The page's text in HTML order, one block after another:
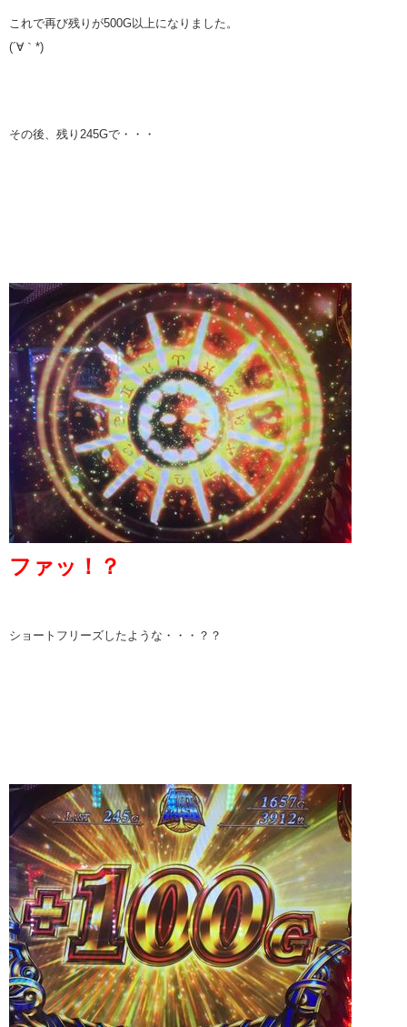
これで再び残りが500G以上になりました。
(´∀｀*)
その後、残り245Gで・・・
ファッ！？
ショートフリーズしたような・・・？？